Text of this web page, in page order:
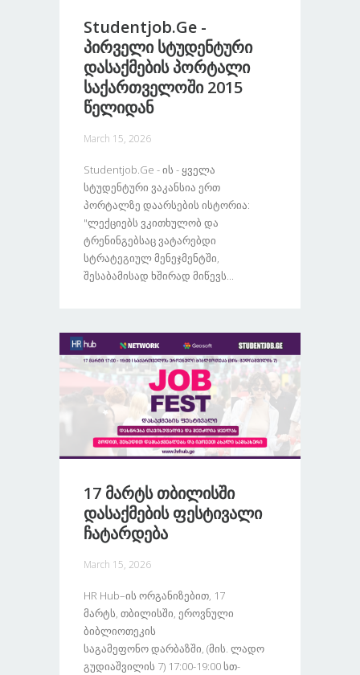
Studentjob.ge -
Პირველი Სტუდენტური
Დასაქმების Პორტალი
Საქართველოში 2015
Წელიდან
March 15, 2026
Studentjob.ge - Ის - Ყველა
Სტუდენტური Ვაკანსია Ერთ
Პორტალზე Დაარსების Ისტორია:
"ლექციებს Ვკითხულობ Და
Ტრენინგებსაც Ვატარებდი
Სტრატეგიულ Მენეჯმენტში,
Შესაბამისად Ხშირად Მიწევს...
17 Მარტს Თბილისში
Დასაქმების Ფესტივალი
Ჩატარდება
March 15, 2026
HR Hub–Ის Ორგანიზებით, 17
Მარტს, Თბილისში, Ეროვნული
Ბიბლიოთეკის
Საგამეფონო Დარბაზში, (მის. Ლადო
Გუდიაშვილის 7) 17:00-19:00 Სთ-